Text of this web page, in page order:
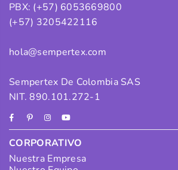
PBX: (+57) 6053669800
(+57) 3205422116
hola@sempertex.com
Sempertex De Colombia SAS
NIT. 890.101.272-1
FacebookPinterestInstagram
YouTube
CORPORATIVO
Nuestra Empresa